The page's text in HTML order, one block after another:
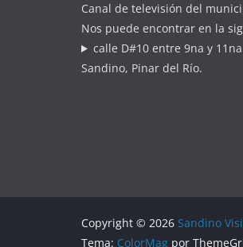
Canal de televisión del
Nos puede encontrar en la
calle D#10 entre 9na y
Sandino, Pinar del Río.
Copyright © 2026 Sandino
Tema: ColorMag por